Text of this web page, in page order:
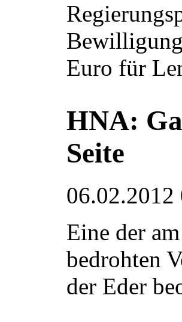
Euro für
HNA:
Seite
06.02.2012
Eine der
bedrohten
der Eder